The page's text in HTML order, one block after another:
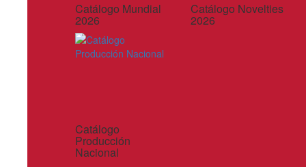
Catálogo Mundial
2026
Catálogo Novelties
2026
Catálogo
Producción
Nacional